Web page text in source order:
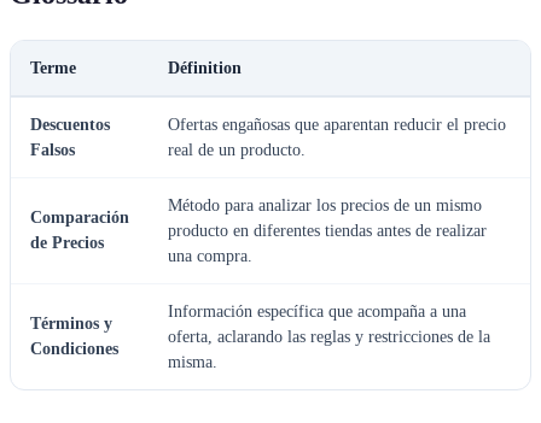
Terme Définition
Descuentos
Falsos
Ofertas engañosas que aparentan reducir el precio
real de un producto.
Comparación
de Precios
Método para analizar los precios de un mismo
producto en diferentes tiendas antes de realizar
una compra.
Términos y
Condiciones
Información específica que acompaña a una
oferta, aclarando las reglas y restricciones de la
misma.